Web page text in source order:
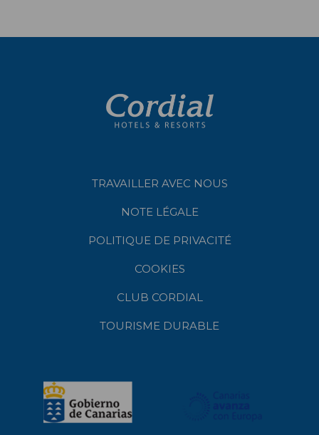
TRAVAILLER AVEC NOUS
NOTE LÉGALE
POLITIQUE DE PRIVACITÉ
COOKIES
CLUB CORDIAL
TOURISME DURABLE